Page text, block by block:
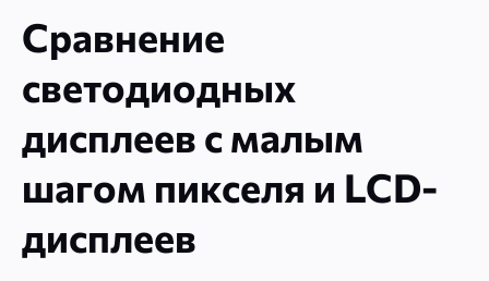
Сравнение
светодиодных
дисплеев с малым
шагом пикселя и LCD-
дисплеев